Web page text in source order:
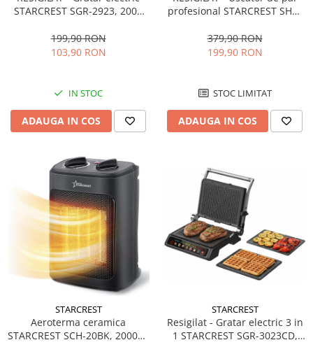
STARCREST SGR-2923, 2000
180°, Suprafata gatire 29 x 23
cm, Termostat Reglabil, Inox /
199,90 RON
103,90 RON
IN STOC
ADAUGA IN COS
profesional STARCREST SHD-
incluse, 3 Trepte de viteza, 3
Trepte de temperatura, Buton
379,90 RON
199,90 RON
STOC LIMITAT
ADAUGA IN COS
STARCREST
Aeroterma ceramica
STARCREST SCH-20BK, 2000W,
STARCREST
Resigilat - Gratar electric 3 in
1 STARCREST SGR-3023CD,